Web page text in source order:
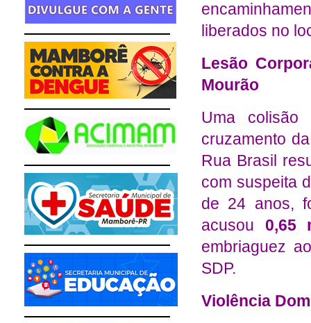
liberados no
Lesão
Mourão
Uma
cruzamento
Rua Brasil
com suspeita
de 24 anos,
acusou 0,65
embriaguez
SDP.
Violência